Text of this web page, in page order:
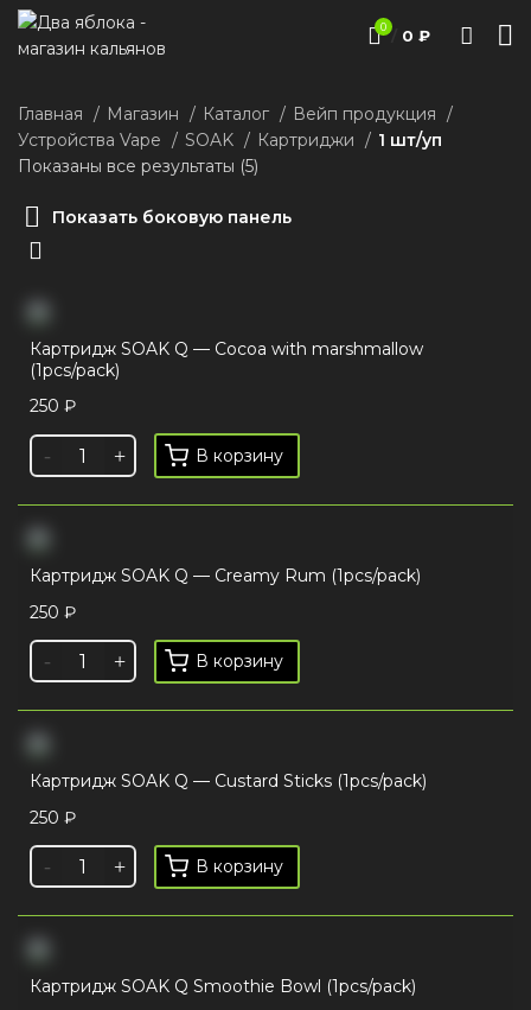
0 / 0 ₽
Главная Магазин Каталог
Вейп продукция
Устройства Vape
SOAK Картриджи
1 шт/уп
Показаны все результаты (5)
Показать боковую панель
Картридж SOAK Q — Cocoa with marshmallow
(1pcs/pack)
250 ₽
В корзину
Картридж SOAK Q — Creamy Rum (1pcs/pack)
250 ₽
В корзину
Картридж SOAK Q — Custard Sticks (1pcs/pack)
250 ₽
В корзину
Картридж SOAK Q Smoothie Bowl (1pcs/pack)